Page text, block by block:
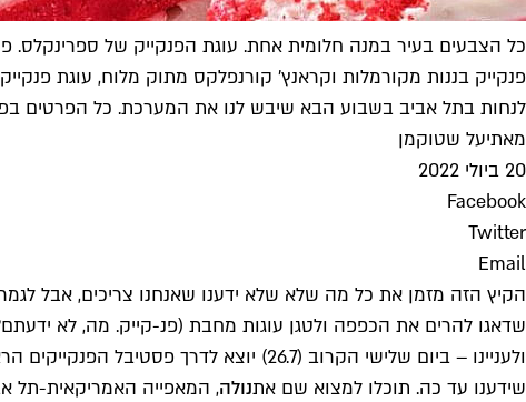
כל הצבעים בעיר במנה חלומית אחת. עוגת הפנקייק של ספרינקלס.
פנקייק בננות מקורמלות וקראנץ' קורנפלקס מתוק מלוח, עוגת
לנחות בתל אביב בשבוע הבא שיבש לנו את המערכת. כל הפרטים
מאתיעל שטוקמן
20 ביולי 2022
Facebook
Twitter
Email
הקיץ הזה מזמן את כל מה שלא שלא ידענו שאנחנו צריכים, אבל
שדאגו להרים את הכפפה ולטגן עוגות מחבת (פנ-קייק. מה, לא
שידענו עד כה. תוכלו למצוא שם אתנולה, המאפייה האמריקאית-תל